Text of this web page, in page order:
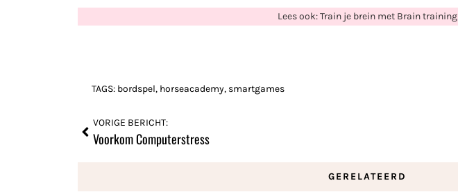
Lees ook: Train je brein met Brain training
TAGS: bordspel, horseacademy, smartgames
VORIGE BERICHT:
Voorkom Computerstress
GERELATEERD